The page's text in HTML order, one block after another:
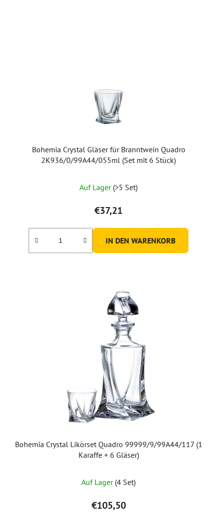
Bohemia Crystal Gläser für Branntwein Quadro
2K936/0/99A44/055ml (Set mit 6 Stück)
durchschnittliche
Produktbewertung
ist
5,0
von
Auf Lager (>5 Set)
€37,21
IN DEN WARENKORB
Bohemia Crystal Likörset Quadro 99999/9/99A44/117 (1
Karaffe + 6 Gläser)
Auf Lager (4 Set)
€105,50